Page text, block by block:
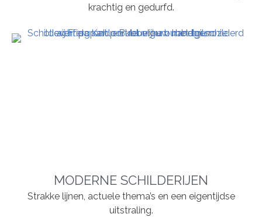
krachtig en gedurfd.
MODERNE SCHILDERIJEN
Strakke lijnen, actuele thema’s en een eigentijdse
uitstraling.